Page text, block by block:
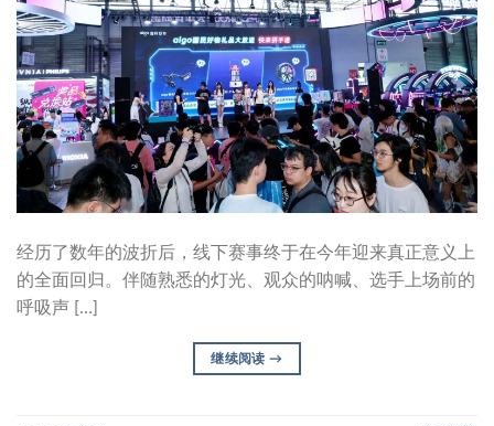
经历了数年的波折后，线下赛事终于在今年迎来真正意义上
的全面回归。伴随熟悉的灯光、观众的呐喊、选手上场前的
呼吸声 […]
继续阅读→